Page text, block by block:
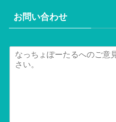
お問い合わせ